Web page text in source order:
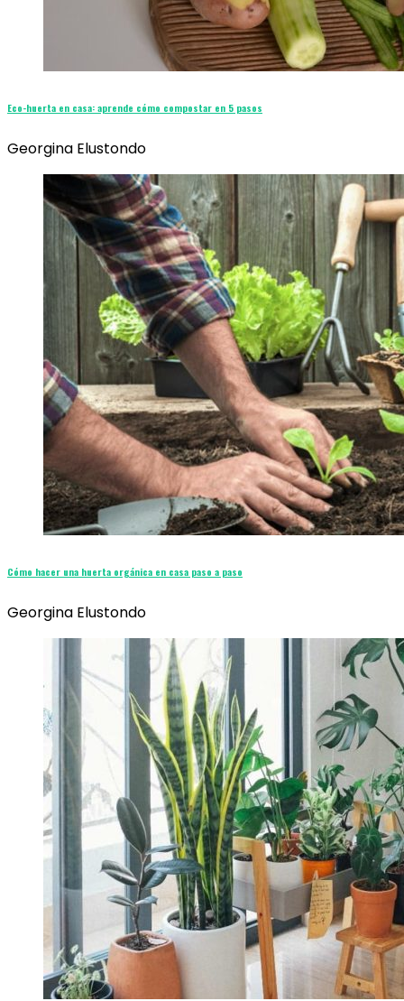
Eco-huerta en casa: aprende cómo compostar en 5 pasos
Georgina Elustondo
Cómo hacer una huerta orgánica en casa paso a paso
Georgina Elustondo